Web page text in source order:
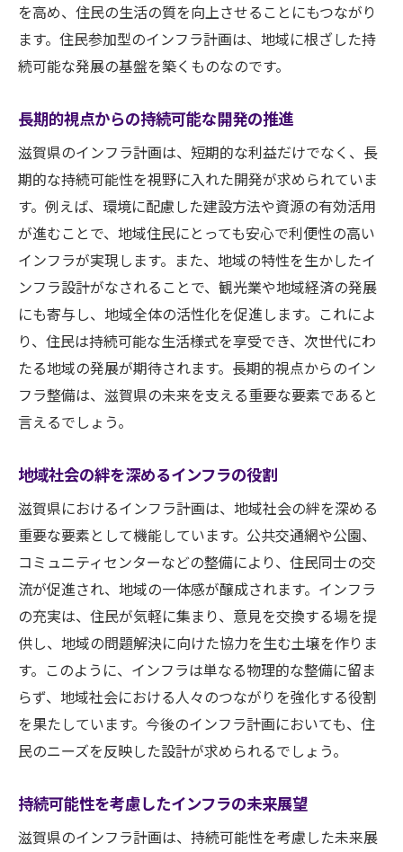
を高め、住民の生活の質を向上させることにもつながり
ます。住民参加型のインフラ計画は、地域に根ざした持
続可能な発展の基盤を築くものなのです。
長期的視点からの持続可能な開発の推進
滋賀県のインフラ計画は、短期的な利益だけでなく、長
期的な持続可能性を視野に入れた開発が求められていま
す。例えば、環境に配慮した建設方法や資源の有効活用
が進むことで、地域住民にとっても安心で利便性の高い
インフラが実現します。また、地域の特性を生かしたイ
ンフラ設計がなされることで、観光業や地域経済の発展
にも寄与し、地域全体の活性化を促進します。これによ
り、住民は持続可能な生活様式を享受でき、次世代にわ
たる地域の発展が期待されます。長期的視点からのイン
フラ整備は、滋賀県の未来を支える重要な要素であると
言えるでしょう。
地域社会の絆を深めるインフラの役割
滋賀県におけるインフラ計画は、地域社会の絆を深める
重要な要素として機能しています。公共交通網や公園、
コミュニティセンターなどの整備により、住民同士の交
流が促進され、地域の一体感が醸成されます。インフラ
の充実は、住民が気軽に集まり、意見を交換する場を提
供し、地域の問題解決に向けた協力を生む土壌を作りま
す。このように、インフラは単なる物理的な整備に留ま
らず、地域社会における人々のつながりを強化する役割
を果たしています。今後のインフラ計画においても、住
民のニーズを反映した設計が求められるでしょう。
持続可能性を考慮したインフラの未来展望
滋賀県のインフラ計画は、持続可能性を考慮した未来展